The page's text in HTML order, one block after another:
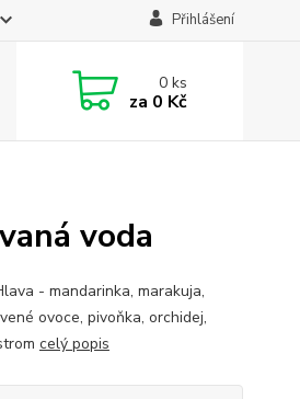
Přihlášení
0ks
za 0 Kč
voda
- mandarinka, marakuja,
ovoce, pivoňka, orchidej,
celý popis